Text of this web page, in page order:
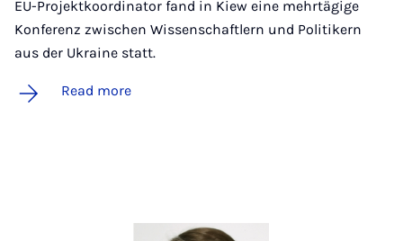
EU-Projektkoordinator fand in Kiew eine mehrtägige
Konferenz zwischen Wissenschaftlern und Politikern
aus der Ukraine statt.
Read more